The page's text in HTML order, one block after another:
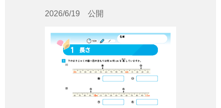
2026/6/19 公開